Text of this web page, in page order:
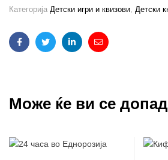
Категорија Детски игри и квизови, Детски
FacebookTwitterLinkedinEmail
Може ќе ви се